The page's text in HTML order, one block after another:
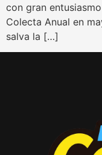
con gran
Colecta Anual en
salva la […]